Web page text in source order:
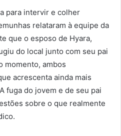
para intervir e colher
relataram à equipe da
que o esposo de Hyara,
do local junto com seu pai
momento, ambos
acrescenta ainda mais
fuga do jovem e de seu pai
sobre o que realmente